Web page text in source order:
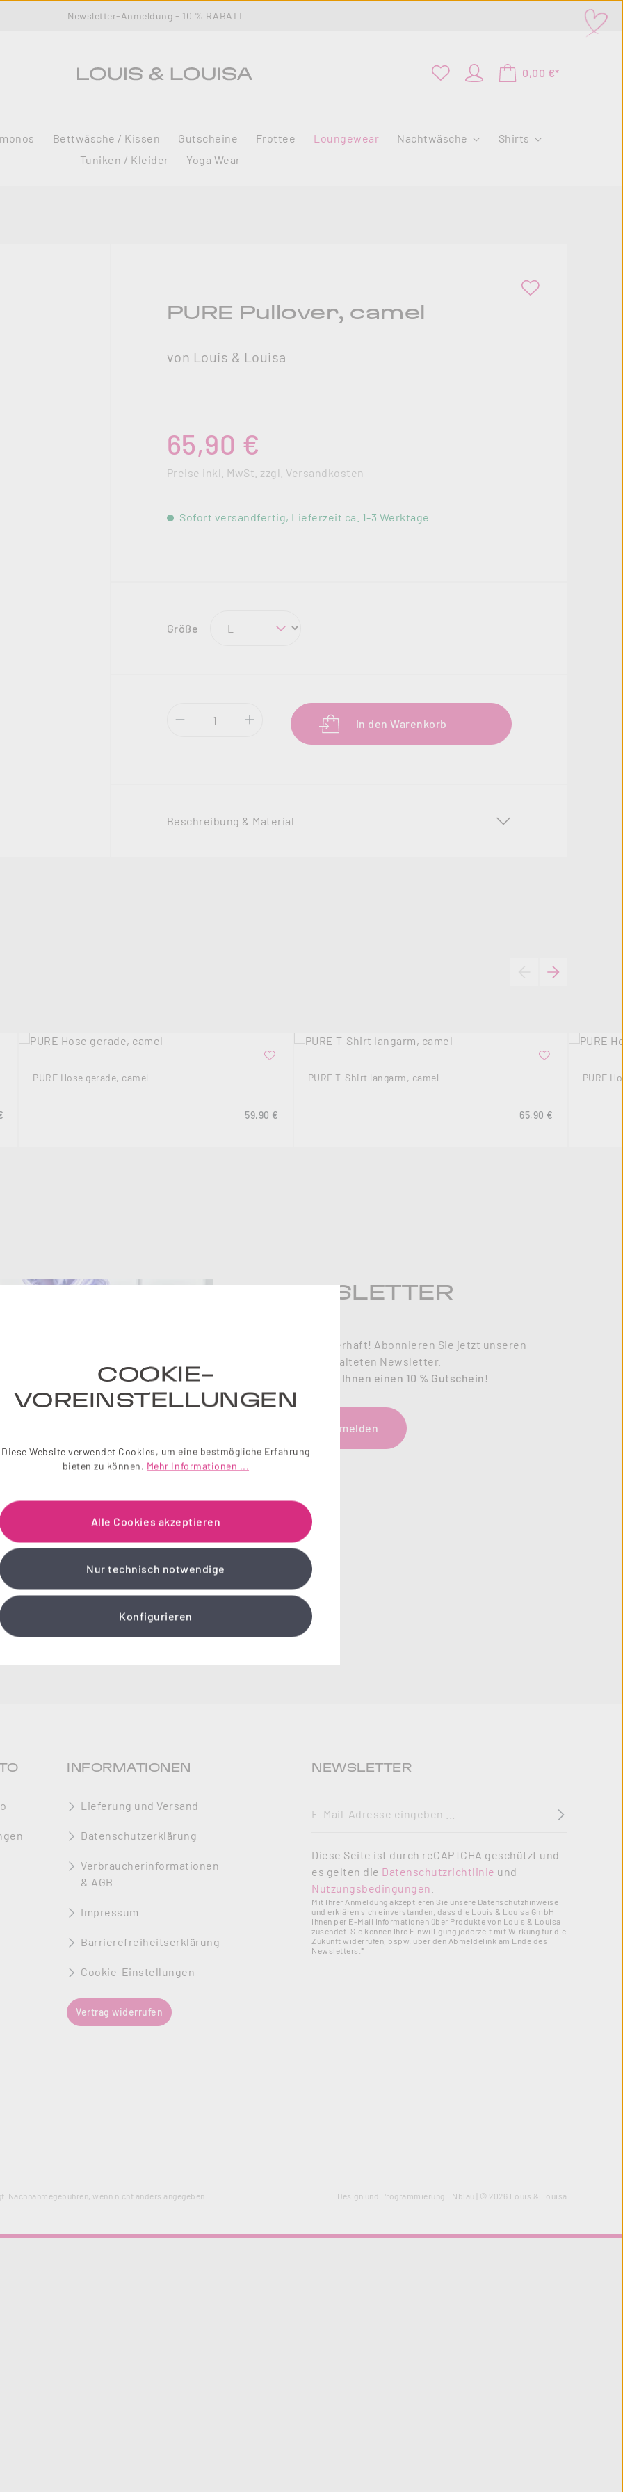
Newsletter-Anmeldung - 10 % RABATT
0,00 €*
Bettwäsche / Kissen Gutscheine Frottee Loungewear Nachtwäsche
Shirts
Tuniken / Kleider
Yoga Wear
PURE Pullover, camel
von Louis & Louisa
65,90 €
Preise inkl. MwSt. zzgl. Versandkosten
Sofort versandfertig, Lieferzeit ca. 1-3 Werktage
Größe auswählen
Produkt Anzahl: Gib den gewünschten Wert ein oder
In den Warenkorb
Beschreibung & Material
Preis:
PURE Hose gerade, camel
Regulärer Preis:
59,90 €
PURE T-Shirt langarm, camel
Regulärer Preis:
65,90 €
PURE
NEWSLETTER
Einfach zauberhaft! Abonnieren Sie jetzt unseren
liebevoll gestalteten Newsletter.
Wir schenken Ihnen einen 10 % Gutschein!
Jetzt anmelden
INFORMATIONEN
Lieferung und Versand
Datenschutzerklärung
Verbraucherinformationen
& AGB
Impressum
Barrierefreiheitserklärung
Cookie-Einstellungen
Vertrag widerrufen
NEWSLETTER
Diese Seite ist durch reCAPTCHA geschützt und
es gelten die Datenschutzrichtlinie und
Nutzungsbedingungen
Mit Ihrer Anmeldung akzeptieren Sie unsere Datenschutzhinweise
und erklären sich einverstanden, dass die Louis & Louisa GmbH
Ihnen per E-Mail Informationen über Produkte von Louis & Louisa
zusendet. Sie können Ihre Einwilligung jederzeit mit Wirkung für die
Zukunft widerrufen, bspw. über den Abmeldelink am Ende des
Newsletters.*
Nachnahmegebühren, wenn nicht anders angegeben. Design und Programmierung: INblau | © 2026 Louis & Louisa
COOKIE-
VOREINSTELLUNGEN
Diese Website verwendet Cookies, um eine bestmögliche Erfahrung
bieten zu können. Mehr Informationen ...
Alle Cookies akzeptieren
Nur technisch notwendige
Konfigurieren